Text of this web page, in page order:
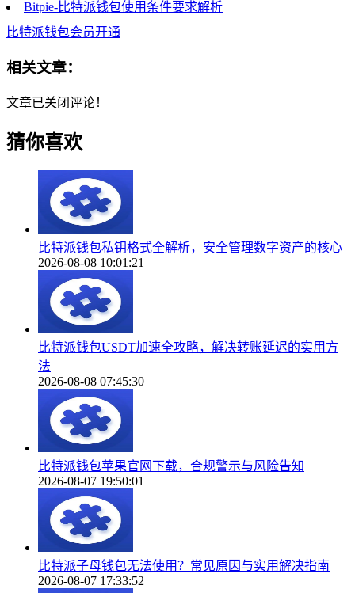
Bitpie-比特派钱包使用条件要求解析
比特派钱包会员开通
相关文章：
文章已关闭评论！
猜你喜欢
比特派钱包私钥格式全解析，安全管理数字资产的核心
2026-08-08 10:01:21
比特派钱包USDT加速全攻略，解决转账延迟的实用方
法
2026-08-08 07:45:30
比特派钱包苹果官网下载，合规警示与风险告知
2026-08-07 19:50:01
比特派子母钱包无法使用？常见原因与实用解决指南
2026-08-07 17:33:52